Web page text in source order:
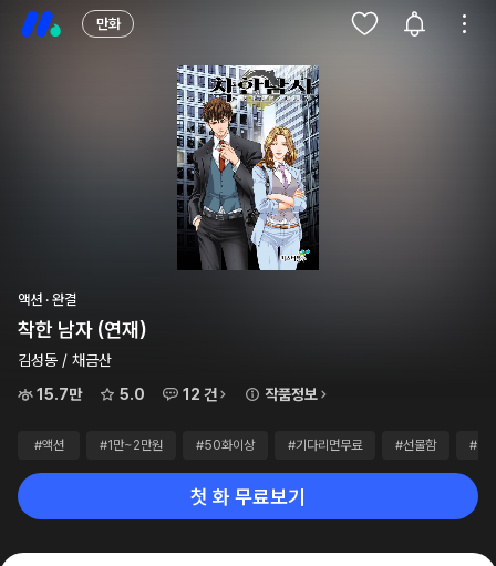
만화
액션 · 완결
착한 남자 (연재)
김성동 / 채금산
15.7만
5.0 12 건 작품정보
#액션 #1만~2만원 #50화이상 #기다리면무료 #선물함 #별
첫 화 무료보기